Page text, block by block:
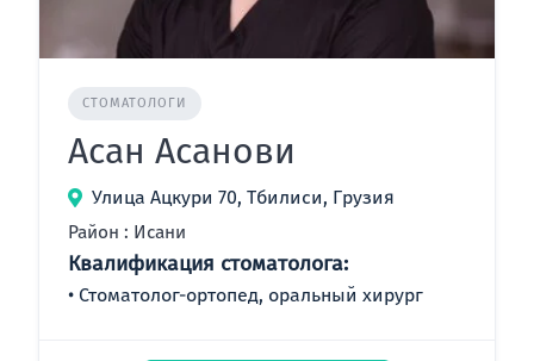
СТОМАТОЛОГИ
Асан Асанови
Улица Ацкури 70, Тбилиси, Грузия
Район : Исани
Квалификация стоматолога:
Стоматолог-ортопед, оральный хирург